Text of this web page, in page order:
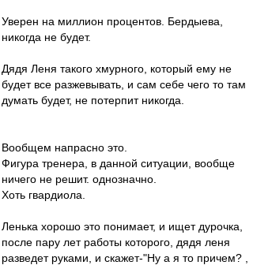
Уверен на миллион процентов. Бердыева,
никогда не будет.
Дядя Леня такого хмурного, который ему не
будет все разжевывать, и сам себе чего то там
думать будет, не потерпит никогда.
Вообщем напрасно это.
Фигура тренера, в данной ситуации, вообще
ничего не решит. однозначно.
Хоть гвардиола.
Ленька хорошо это понимает, и ищет дурочка,
после пару лет работы которого, дядя леня
разведет руками, и скажет-"Ну а я то причем? ,